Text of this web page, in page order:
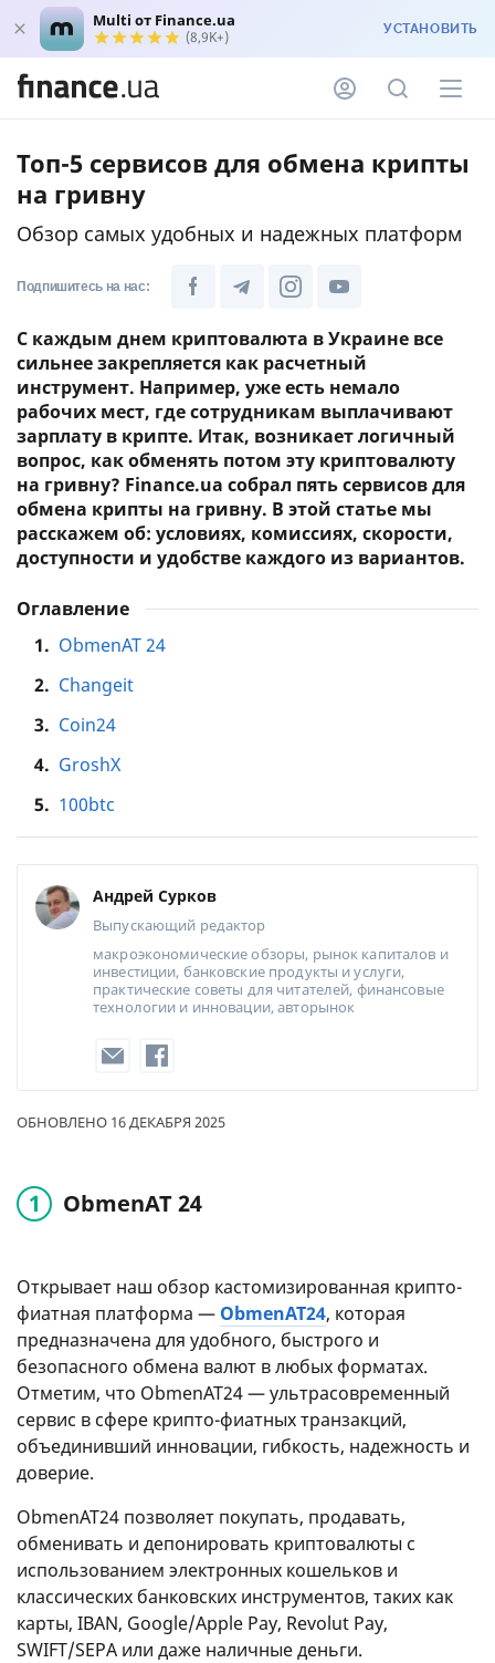
Multi от Finance.ua
(8,9K+) УСТАНОВИТЬ
Топ-5 сервисов для обмена крипты
на гривну
Обзор самых удобных и надежных платформ
Подпишитесь на нас:
С каждым днем ​​криптовалюта в Украине все
сильнее закрепляется как расчетный
инструмент. Например, уже есть немало
рабочих мест, где сотрудникам выплачивают
зарплату в крипте. Итак, возникает логичный
вопрос, как обменять потом эту криптовалюту
на гривну? Finance.ua собрал пять сервисов для
обмена крипты на гривну. В этой статье мы
расскажем об: условиях, комиссиях, скорости,
доступности и удобстве каждого из вариантов.
Оглавление
1. ObmenAT 24
2. Changeit
3. Coin24
4. GroshX
5. 100btc
Андрей Сурков
Выпускающий редактор
макроэкономические обзоры, рынок капиталов и
инвестиции, банковские продукты и услуги,
практические советы для читателей, финансовые
технологии и инновации, авторынок
ОБНОВЛЕНО 16 ДЕКАБРЯ 2025
ObmenAT 24
Открывает наш обзор кастомизированная крипто-
фиатная платформа — ObmenAT24, которая
предназначена для удобного, быстрого и
безопасного обмена валют в любых форматах.
Отметим, что ObmenAT24 — ультрасовременный
сервис в сфере крипто-фиатных транзакций,
объединивший инновации, гибкость, надежность и
доверие.
ObmenAT24 позволяет покупать, продавать,
обменивать и депонировать криптовалюты с
использованием электронных кошельков и
классических банковских инструментов, таких как
карты, IBAN, Google/Apple Pay, Revolut Pay,
SWIFT/SEPA или даже наличные деньги.